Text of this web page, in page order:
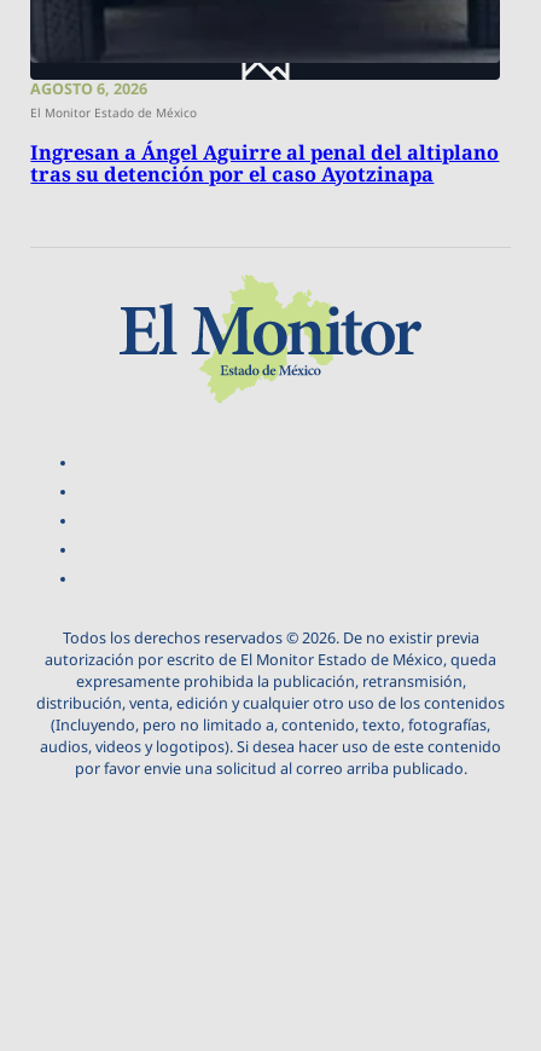
AGOSTO 6, 2026
El Monitor Estado de México
Ingresan a Ángel Aguirre al penal del altiplano
tras su detención por el caso Ayotzinapa
Todos los derechos reservados © 2026. De no existir previa
autorización por escrito de El Monitor Estado de México, queda
expresamente prohibida la publicación, retransmisión,
distribución, venta, edición y cualquier otro uso de los contenidos
(Incluyendo, pero no limitado a, contenido, texto, fotografías,
audios, videos y logotipos). Si desea hacer uso de este contenido
por favor envie una solicitud al correo arriba publicado.